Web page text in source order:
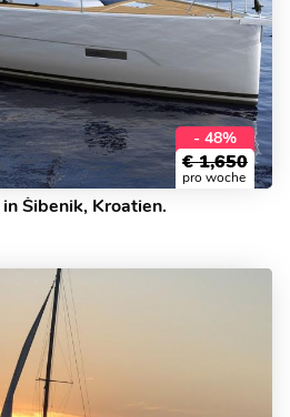
- 48%
€ 1,650
pro woche
Šibenik, Kroatien.